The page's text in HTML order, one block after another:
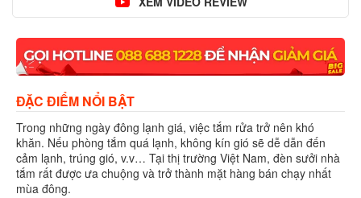
ĐẶC ĐIỂM NỔI BẬT
Trong những ngày đông lạnh giá, việc tắm rửa trở nên khó
khăn. Nếu phòng tắm quá lạnh, không kín gió sẽ dễ dẫn đến
cảm lạnh, trúng gió, v.v… Tại thị trường Việt Nam, đèn sưởi nhà
tắm rất được ưa chuộng và trở thành mặt hàng bán chạy nhất
mùa đông.